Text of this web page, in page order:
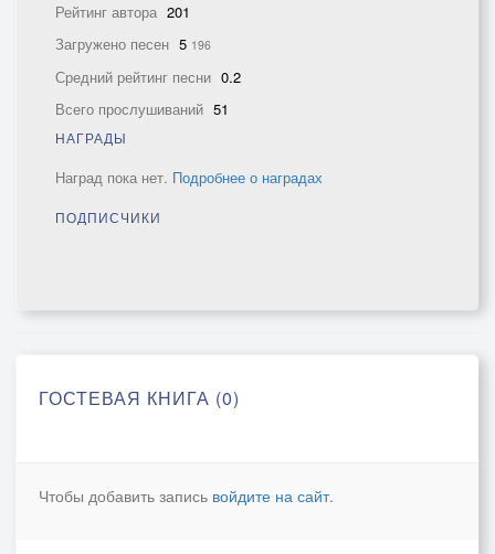
Рейтинг автора 201
Загружено песен 5 196
Средний рейтинг песни 0.2
Всего прослушиваний 51
НАГРАДЫ
Наград пока нет. Подробнее о наградах
ПОДПИСЧИКИ
ГОСТЕВАЯ КНИГА (0)
Чтобы добавить запись войдите на сайт.